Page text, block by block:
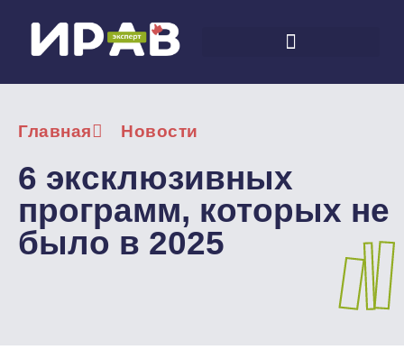
Главная Новости
6 эксклюзивных
программ, которых не
было в 2025